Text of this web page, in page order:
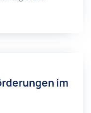
im